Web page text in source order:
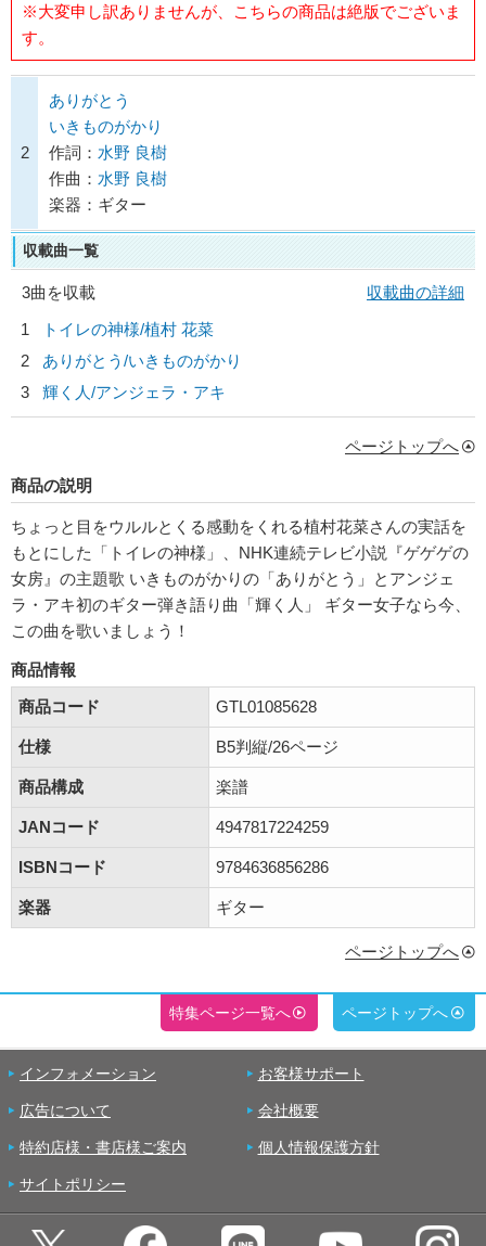
※大変申し訳ありませんが、こちらの商品は絶版でございま
す。
2
ありがとう
いきものがかり
作詞： 水野 良樹
作曲： 水野 良樹
楽器：ギター
収載曲一覧
3曲を収載
収載曲の詳細
1
トイレの神様/植村 花菜
2
ありがとう/いきものがかり
3
輝く人/アンジェラ・アキ
ページトップへ
商品の説明
ちょっと目をウルルとくる感動をくれる植村花菜さんの実話を
もとにした「トイレの神様」、NHK連続テレビ小説『ゲゲゲの
女房』の主題歌 いきものがかりの「ありがとう」とアンジェ
ラ・アキ初のギター弾き語り曲「輝く人」 ギター女子なら今、
この曲を歌いましょう！
商品情報
商品コード
GTL01085628
仕様 B5判縦/26ページ
商品構成 楽譜
JANコード 4947817224259
ISBNコード 9784636856286
楽器 ギター
ページトップへ
特集ページ一覧へ ページトップへ
インフォメーション お客様サポート
広告について 会社概要
特約店様・書店様ご案内 個人情報保護方針
サイトポリシー